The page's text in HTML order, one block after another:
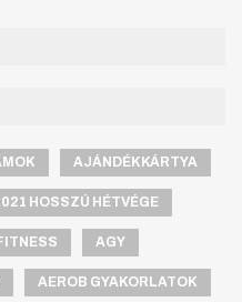
AJÁNDÉKKÁRTYA
HOSSZÚ HÉTVÉGE
AGY
AEROB GYAKORLATOK